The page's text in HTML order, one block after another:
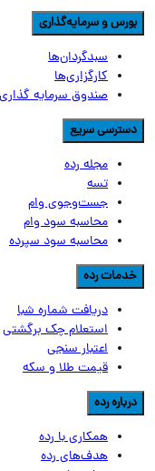
و سرمایه‌گذاری
سبدگردان‌ها
کارگزاری‌ها
صندوق سرمایه گذاری
سریع
مجله رده
تسه
جست‌وجوی وام
محاسبه سود وام
محاسبه سود سپرده
رده
دریافت شماره شبا
استعلام چک برگشتی
اعتبار سنجی
قیمت طلا و سکه
رده
همکاری با رده
هدف‌های رده